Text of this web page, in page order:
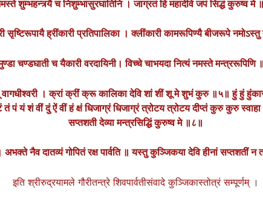
शुम्भहन्त्र्यै च निशुम्भासुरघातिनि । जाग्रतं हि महादेवि जपं सिद्धं कुरुष्व मे
सृष्टिरूपायै ह्रींकारी प्रतिपालिका । क्लींकारी कामरूपिण्यै बीजरूपे
चण्डघाती च यैकारी वरदायिनी। विच्चे चाभयदा नित्यं नमस्ते मन्त्ररूपिणि
दूं वागधीश्वरी । क्रां क्रीं क्रू कालिका देवि शां शीं शू मे शुभं कुरु ॥५॥ हुं हुं
यं शं वीं दुं ऐं वीं हं क्षं धिजाग्रं धिजाग्रं त्रोटय त्रोटय दीप्तं कुरु कुरु
सप्तशती देव्या मन्त्रसिद्धिं कुरुष्व मे ॥८॥
। अभक्तेनैवदातव्यं गोपितं रक्ष पार्वति ॥ यस्तु कुञ्जिकया देवि हीनां सप्तशतीं
इति श्रीरुद्रयामले गौरीतन्त्रे शिवपार्वतीसंवादे कुञ्जिकास्तोत्रं सम्पूर्णम् ।